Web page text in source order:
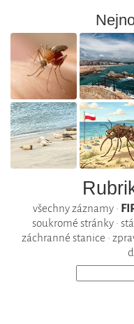
všechny záznamy •
soukromé stránky•
záchranné stanice •